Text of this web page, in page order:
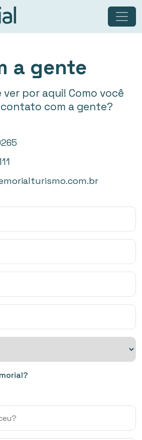
a gente
ver por aqui! Como você
com a gente?